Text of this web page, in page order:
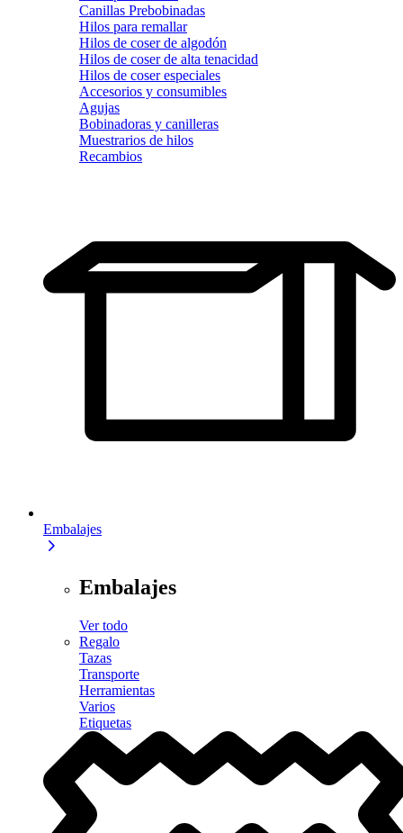
Canillas Prebobinadas
Hilos para remallar
Hilos de coser de algodón
Hilos de coser de alta tenacidad
Hilos de coser especiales
Accesorios y consumibles
Agujas
Bobinadoras y canilleras
Muestrarios de hilos
Recambios
Embalajes
Embalajes
Ver todo
Regalo
Tazas
Transporte
Herramientas
Varios
Etiquetas